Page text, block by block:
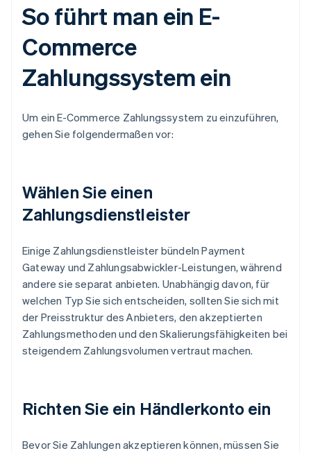
So führt man ein E-
Commerce
Zahlungssystem ein
Um ein E-Commerce Zahlungssystem zu einzuführen,
gehen Sie folgendermaßen vor:
Wählen Sie einen
Zahlungsdienstleister
Einige Zahlungsdienstleister bündeln Payment
Gateway und Zahlungsabwickler-Leistungen, während
andere sie separat anbieten. Unabhängig davon, für
welchen Typ Sie sich entscheiden, sollten Sie sich mit
der Preisstruktur des Anbieters, den akzeptierten
Zahlungsmethoden und den Skalierungsfähigkeiten bei
steigendem Zahlungsvolumen vertraut machen.
Richten Sie ein Händlerkonto ein
Bevor Sie Zahlungen akzeptieren können, müssen Sie